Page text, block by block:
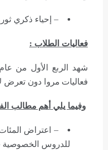
– إحياء ذكري ثورة 25
فعاليات الطلاب :
فعاليات مروا دون تعرض
وفيما يلي أهم مطالب
– اعتراض
للدروس الخصوصية